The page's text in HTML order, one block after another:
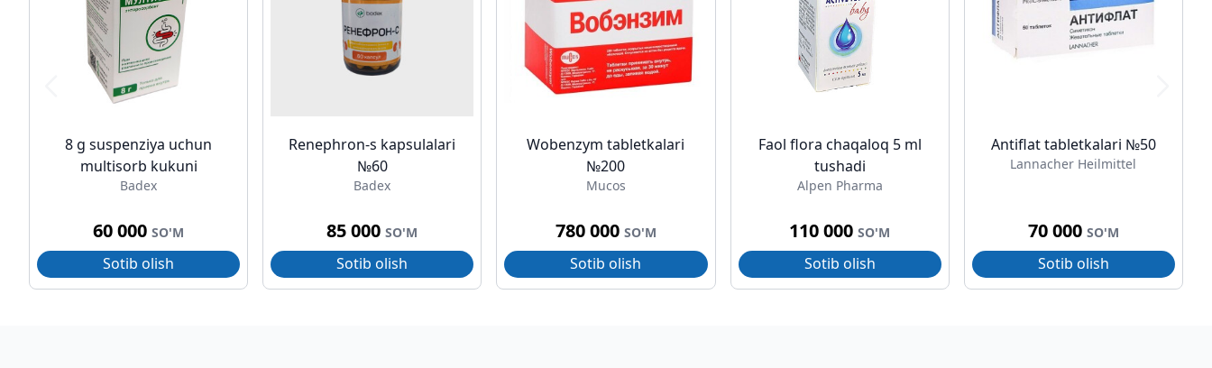
8 g suspenziya uchun
multisorb kukuni
Badex
60 000SO'M
Sotib olish
Renephron-s kapsulalari
№60
Badex
85 000SO'M
Sotib olish
Wobenzym tabletkalari
№200
Mucos
780 000 SO'M
Sotib olish
Faol flora chaqaloq 5 ml
tushadi
Alpen Pharma
110 000SO'M
Sotib olish
Antiflat tabletkalari №50
Lannacher Heilmittel
70 000 SO'M
Sotib olish